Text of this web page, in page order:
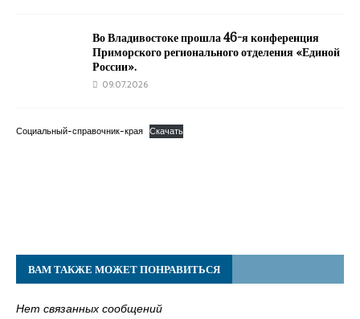
Во Владивостоке прошла 46-я конференция
Приморского регионального отделения «Единой
России».
09.07.2026
Социальный-справочник-края Скачать
ВАМ ТАКЖЕ МОЖЕТ ПОНРАВИТЬСЯ
Нет связанных сообщений